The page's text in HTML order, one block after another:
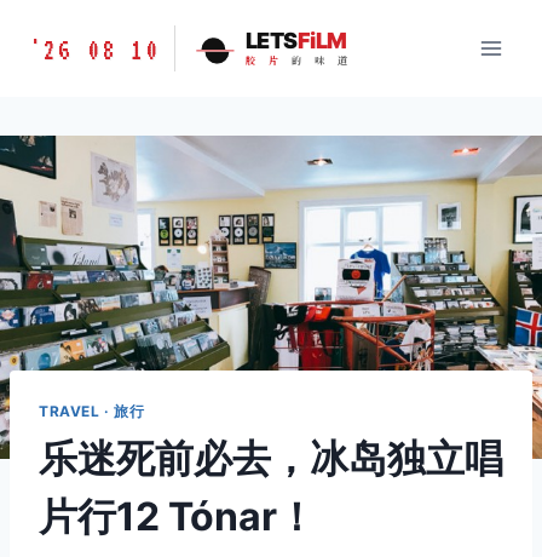
胶
味
道
LETSFILM
'26 08 10 LETSFiLM
胶 片 的 味 道
TRAVEL · 旅行
乐迷死前必去，冰岛独立唱
片行12 Tónar！